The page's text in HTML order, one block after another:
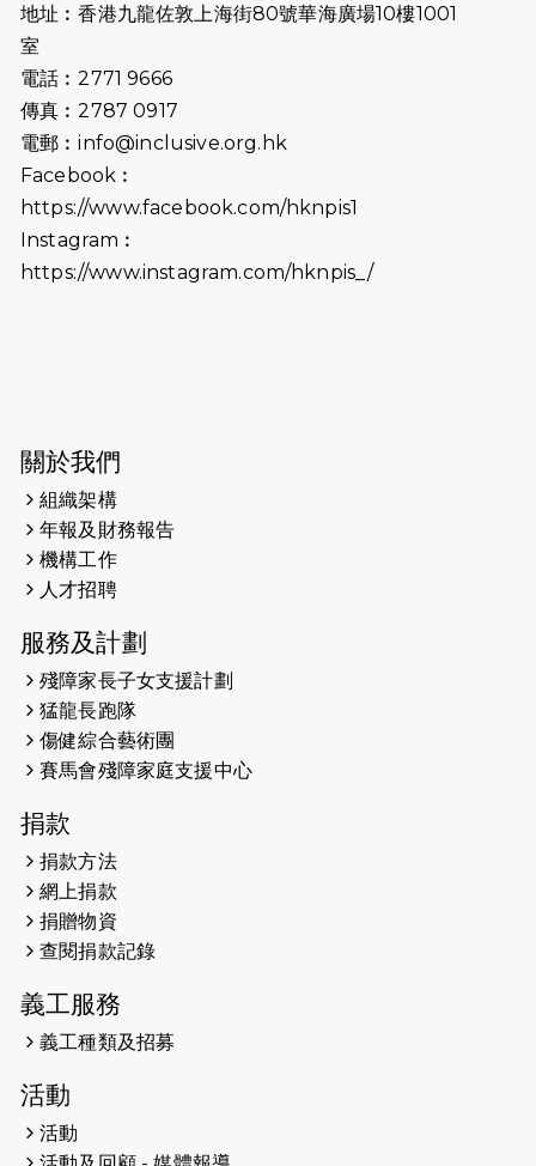
2026-07-02
2026-06-25
（19:00開始）
2026-06-18
猛龍長跑隊恆常練習 - 6月18日
2026-06-11
猛龍長跑隊恆常練習 - 6月11日（19:00
2026-05-22
2026-05-21
2026-05-14
（19:00開始）
2026-05-07
開始）
2026-04-30
2026-04-25
2026-04-24
2026-04-23
2026-04-19
地址︰香港九龍佐敦上海街80號華海廣場10樓1001
室
電話︰2771 9666
傳真︰2787 0917
電郵︰info@inclusive.org.hk
Facebook︰
https://www.facebook.com/hknpis1
Instagram︰
https://www.instagram.com/hknpis_/
關於我們
組織架構
年報及財務報告
機構工作
人才招聘
服務及計劃
殘障家長子女支援計劃
猛龍長跑隊
傷健綜合藝術團
賽馬會殘障家庭支援中心
捐款
捐款方法
網上捐款
捐贈物資
查閱捐款記錄
義工服務
義工種類及招募
活動
活動